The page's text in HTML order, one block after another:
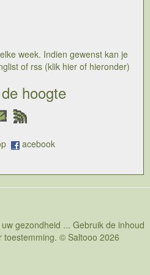
week. Indien gewenst kan je
of rss (klik hier of hieronder)
hoogte
acebook
gezondheid ... Gebruik de inhoud
toestemming. © Saltooo 2026